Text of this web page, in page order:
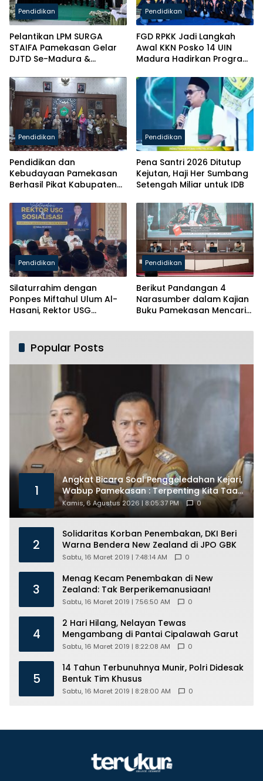
Pendidikan
Pelantikan LPM SURGA
STAIFA Pamekasan Gelar
DJTD Se-Madura &
Pendidikan
FGD RPKK Jadi Langkah
Awal KKN Posko 14 UIN
Madura Hadirkan Program
Pendidikan
Pendidikan dan
Kebudayaan Pamekasan
Berhasil Pikat Kabupaten
Pendidikan
Pena Santri 2026 Ditutup
Kejutan, Haji Her Sumbang
Setengah Miliar untuk IDB
Pendidikan
Silaturrahim dengan
Ponpes Miftahul Ulum Al-
Hasani, Rektor USG
Beasiswa
Pendidikan
Berikut Pandangan 4
Narasumber dalam Kajian
Buku Pamekasan Mencari
Popular Posts
1
Angkat Bicara Soal Penggeledahan Kejari,
Wabup Pamekasan : Terpenting Kita Taat
Hukum
Kamis, 6 Agustus 2026 | 8:05:37 PM 0
2
Solidaritas Korban Penembakan, DKI Beri
Warna Bendera New Zealand di JPO GBK
Sabtu, 16 Maret 2019 | 7:48:14 AM 0
3
Menag Kecam Penembakan di New
Zealand: Tak Berperikemanusiaan!
Sabtu, 16 Maret 2019 | 7:56:50 AM 0
4
2 Hari Hilang, Nelayan Tewas
Mengambang di Pantai Cipalawah Garut
Sabtu, 16 Maret 2019 | 8:22:08 AM 0
5
14 Tahun Terbunuhnya Munir, Polri Didesak
Bentuk Tim Khusus
Sabtu, 16 Maret 2019 | 8:28:00 AM 0